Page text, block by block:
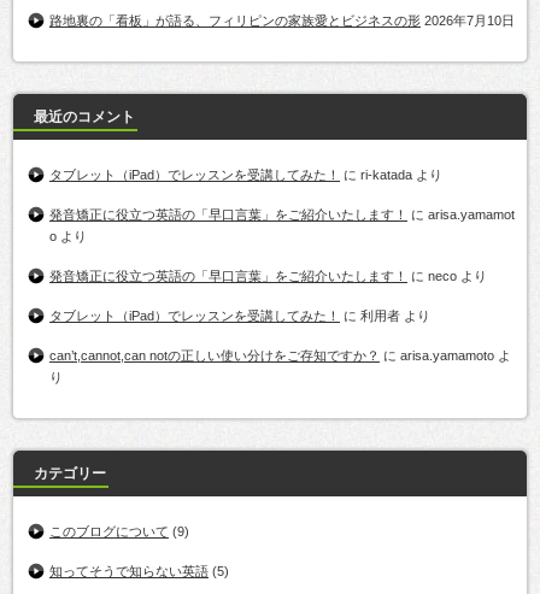
路地裏の「看板」が語る、フィリピンの家族愛とビジネスの形 2026年7月10日
最近のコメント
タブレット（iPad）でレッスンを受講してみた！ に ri-katada より
発音矯正に役立つ英語の「早口言葉」をご紹介いたします！ に arisa.yamamot
o より
発音矯正に役立つ英語の「早口言葉」をご紹介いたします！ に neco より
タブレット（iPad）でレッスンを受講してみた！ に 利用者 より
can’t,cannot,can notの正しい使い分けをご存知ですか？ に arisa.yamamoto よ
り
カテゴリー
このブログについて (9)
知ってそうで知らない英語 (5)